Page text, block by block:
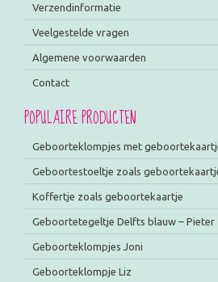
Verzendinformatie
Veelgestelde vragen
Algemene voorwaarden
Contact
POPULAIRE PRODUCTEN
Geboorteklompjes met
Geboortestoeltje zoals
Koffertje zoals geboortekaartje
Geboortetegeltje Delfts blauw – Pieter
Geboorteklompjes Joni
Geboorteklompje Liz